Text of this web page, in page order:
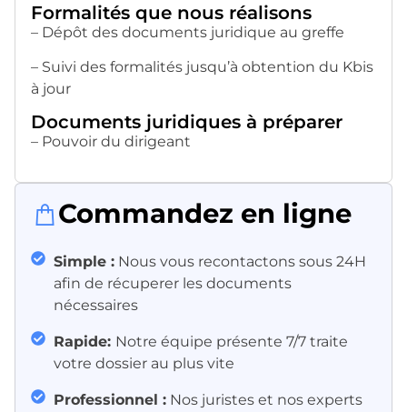
Formalités que nous réalisons
– Dépôt des documents juridique au greffe
– Suivi des formalités jusqu’à obtention du Kbis
à jour
Documents juridiques à préparer
– Pouvoir du dirigeant
Commandez en ligne
Simple : Nous vous recontactons sous 24H
afin de récuperer les documents
nécessaires
Rapide: Notre équipe présente 7/7 traite
votre dossier au plus vite
Professionnel : Nos juristes et nos experts